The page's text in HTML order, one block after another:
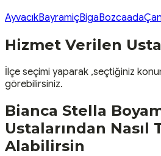
AyvacıkBayramiçBigaBozcaadaÇan
Hizmet Verilen
İlçe seçimi yaparak ,seçtiğiniz
görebilirsiniz.
Bianca Stella
Ustalarından Nasıl
Alabilirsin